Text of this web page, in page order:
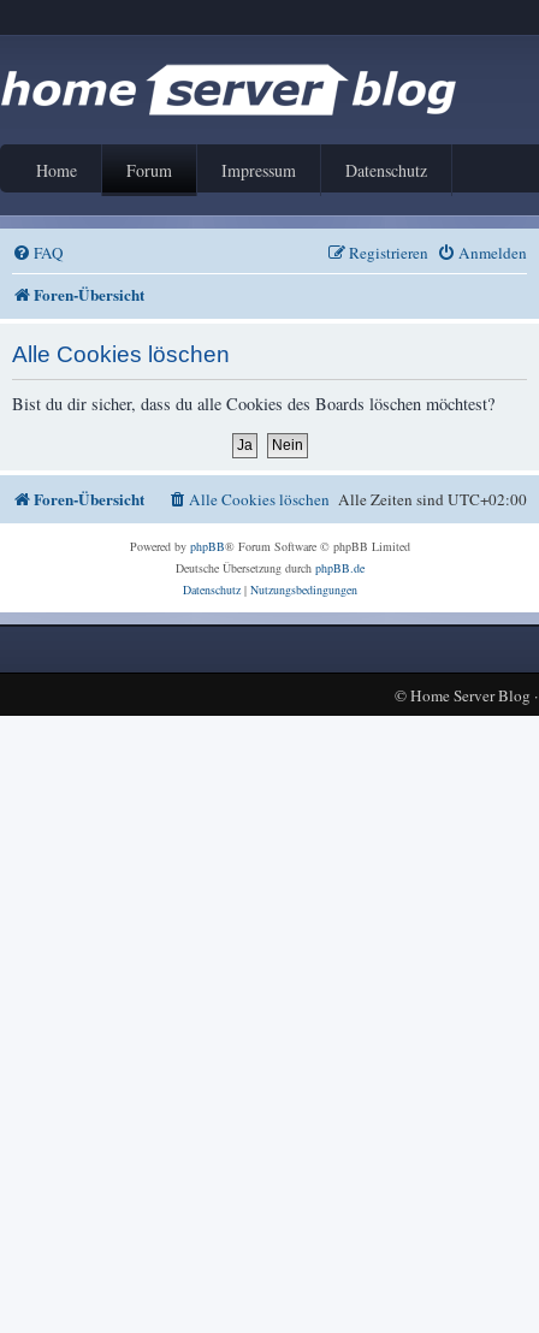
Home Forum Impressum Datenschutz
FAQ Anmelden
Registrieren
Foren-Übersicht
Alle Cookies löschen
Bist du dir sicher, dass du alle Cookies des Boards löschen möchtest?
Foren-Übersicht Alle Zeiten sindUTC+02:00
Alle Cookies löschen
Powered by phpBB® Forum Software © phpBB Limited
Deutsche Übersetzung durch phpBB.de
Datenschutz| Nutzungsbedingungen
©Home Server Blog